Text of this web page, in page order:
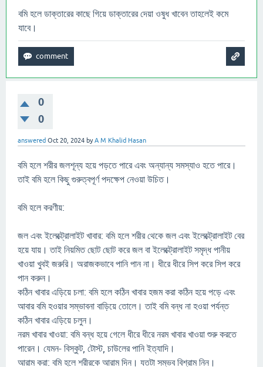
বমি হলে ডাক্তারের কাছে গিয়ে ডাক্তারের দেয়া ওষুধ খাবেন তাহলেই কমে
যাবে।
0
0
answered Oct 20, 2024 byA M Khalid Hasan
বমি হলে শরীর জলশূন্য হয়ে পড়তে পারে এবং অন্যান্য সমস্যাও হতে পারে।
তাই বমি হলে কিছু গুরুত্বপূর্ণ পদক্ষেপ নেওয়া উচিত।
বমি হলে করণীয়:
জল এবং ইলেক্ট্রোলাইট খাবার: বমি হলে শরীর থেকে জল এবং ইলেক্ট্রোলাইট বের
হয়ে যায়। তাই নিয়মিত ছোট ছোট করে জল বা ইলেক্ট্রোলাইট সমৃদ্ধ পানীয়
খাওয়া খুবই জরুরি। অরাজকভাবে পানি পান না। ধীরে ধীরে সিপ করে সিপ করে
পান করুন।
কঠিন খাবার এড়িয়ে চলা: বমি হলে কঠিন খাবার হজম করা কঠিন হয়ে পড়ে এবং
আবার বমি হওয়ার সম্ভাবনা বাড়িয়ে তোলে। তাই বমি বন্ধ না হওয়া পর্যন্ত
কঠিন খাবার এড়িয়ে চলুন।
নরম খাবার খাওয়া: বমি বন্ধ হয়ে গেলে ধীরে ধীরে নরম খাবার খাওয়া শুরু করতে
পারেন। যেমন- বিস্কুট, টোস্ট, চাউলের পানি ইত্যাদি।
আরাম করা: বমি হলে শরীরকে আরাম দিন। যতটা সম্ভব বিশ্রাম নিন।